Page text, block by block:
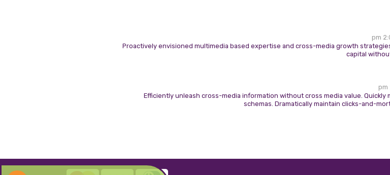
Proactively envisioned multimedia based expertise and cross-media growth
capital
Efficiently unleash cross-media information without cross media value.
schemas. Dramatically maintain clicks-and-